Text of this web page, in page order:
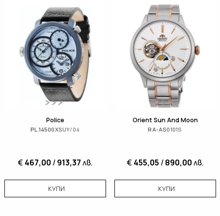
Police
PL.14500XSUY/04
€ 467,00 /913,37лв.
КУПИ
Orient Sun And Moon
RA-AS0101S
€ 455,05 /890,00лв.
КУПИ